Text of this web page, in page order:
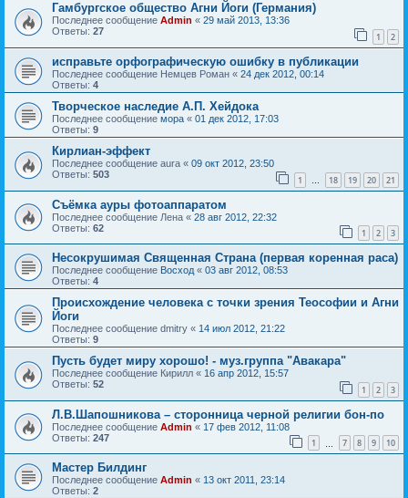
Гамбургское общество Агни Йоги (Германия)
Последнее сообщение Admin « 29 май 2013, 13:36
Ответы: 27 1 2
исправьте орфографическую ошибку в публикации
Последнее сообщение Немцев Роман « 24 дек 2012, 00:14
Ответы: 4
Творческое наследие А.П. Хейдока
Последнее сообщение мора « 01 дек 2012, 17:03
Ответы: 9
Кирлиан-эффект
Последнее сообщение aura « 09 окт 2012, 23:50
Ответы: 503 1 … 18 19 20 21
Съёмка ауры фотоаппаратом
Последнее сообщение Лена « 28 авг 2012, 22:32
Ответы: 62 1 2 3
Несокрушимая Священная Страна (первая коренная раса)
Последнее сообщение Восход « 03 авг 2012, 08:53
Ответы: 4
Происхождение человека с точки зрения Теософии и Агни
Йоги
Последнее сообщение dmitry « 14 июл 2012, 21:22
Ответы: 9
Пусть будет миру хорошо! - муз.группа "Авакара"
Последнее сообщение Кирилл « 16 апр 2012, 15:57
Ответы: 52 1 2 3
Л.В.Шапошникова – сторонница черной религии бон-по
Последнее сообщение Admin « 17 фев 2012, 11:08
Ответы: 247 1 7 8 9 10
Мастер Билдинг
Последнее сообщение Admin « 13 окт 2011, 23:14
Ответы: 2